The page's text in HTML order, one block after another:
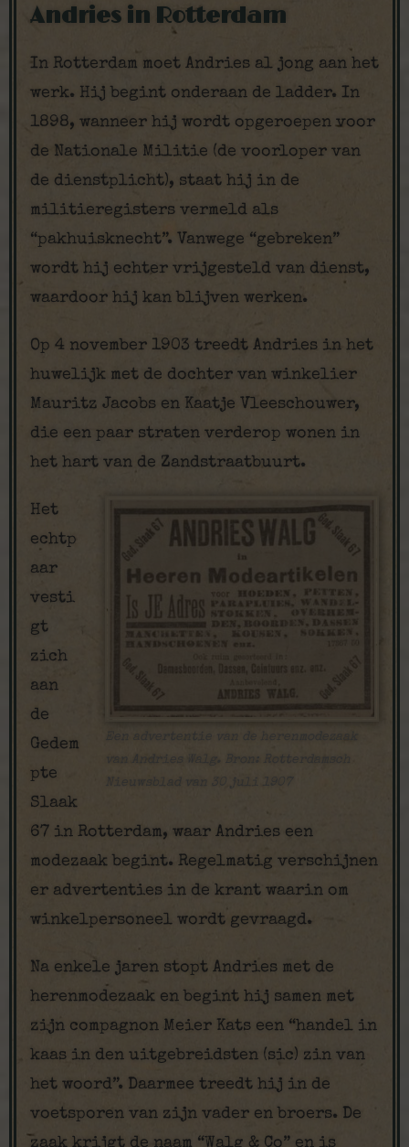
Andries in Rotterdam
In Rotterdam moet Andries al jong aan het
werk. Hij begint onderaan de ladder. In
1898, wanneer hij wordt opgeroepen voor
de Nationale Militie (de voorloper van
de dienstplicht), staat hij in de
militieregisters vermeld als
“pakhuisknecht”. Vanwege “gebreken”
wordt hij echter vrijgesteld van dienst,
waardoor hij kan blijven werken.
Op 4 november 1903 treedt Andries in het
huwelijk met de dochter van winkelier
Mauritz Jacobs en Kaatje Vleeschouwer,
die een paar straten verderop wonen in
het hart van de Zandstraatbuurt.
van Andries Walg. Bron: Rotterdamsch
Nieuwsblad van 30 juli 1907
Het
echtp
aar
vesti
gt
zich
aan
de
Gedem
pte
Slaak
67 in Rotterdam, waar Andries een
modezaak begint. Regelmatig verschijnen
er advertenties in de krant waarin om
winkelpersoneel wordt gevraagd.
Na enkele jaren stopt Andries met de
herenmodezaak en begint hij samen met
zijn compagnon Meier Kats een “handel in
kaas in den uitgebreidsten (sic) zin van
het woord”. Daarmee treedt hij in de
voetsporen van zijn vader en broers. De
zaak krijgt de naam “Walg & Co” en is